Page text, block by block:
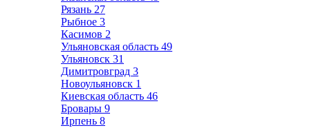
Рязань 27
Рыбное 3
Касимов 2
Ульяновская область 49
Ульяновск 31
Димитровград 3
Новоульяновск 1
Киевская область 46
Бровары 9
Ирпень 8